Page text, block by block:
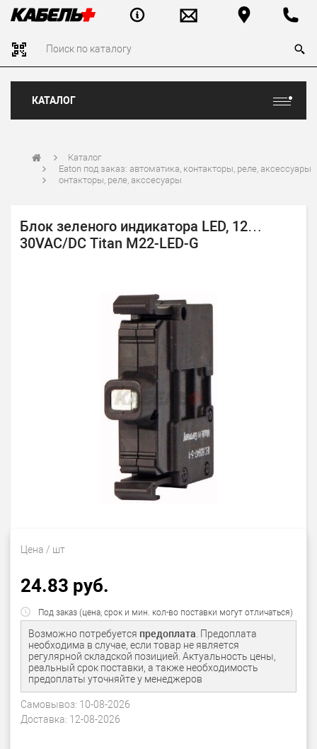
КАТАЛОГ
Каталог
Eaton под заказ: автоматика, контакторы, реле, аксессуары
онтакторы, реле, акссесуары
Блок зеленого индикатора LED, 12…
30VAC/DC Titan M22-LED-G
Цена / шт
24.83 руб.
Под заказ (цена, срок и мин. кол-во поставки могут отличаться)
Возможно потребуется предоплата. Предоплата
необходима в случае, если товар не является
регулярной складской позицией. Актуальность цены,
реальный срок поставки, а также необходимость
предоплаты уточняйте у менеджеров
Самовывоз: 10-08-2026
Доставка: 12-08-2026